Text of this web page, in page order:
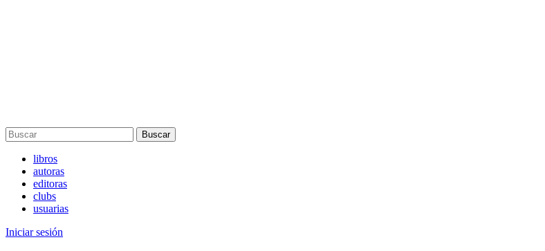
Buscar
libros
autoras
editoras
clubs
usuarias
Iniciar sesión